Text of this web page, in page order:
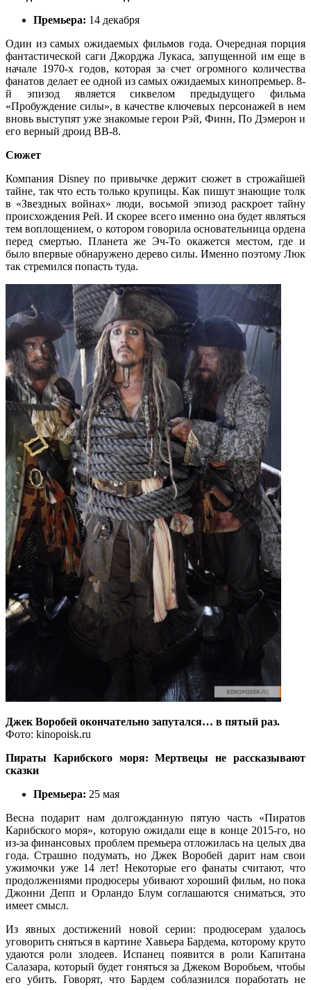
Премьера: 14 декабря
Один из самых ожидаемых фильмов года. Очередная порция
фантастической саги Джорджа Лукаса, запущенной им еще в
начале 1970-х годов, которая за счет огромного количества
фанатов делает ее одной из самых ожидаемых кинопремьер. 8-
й эпизод является сиквелом предыдущего фильма
«Пробуждение силы», в качестве ключевых персонажей в нем
вновь выступят уже знакомые герои Рэй, Финн, По Дэмерон и
его верный дроид BB-8.
Сюжет
Компания Disney по привычке держит сюжет в строжайшей
тайне, так что есть только крупицы. Как пишут знающие толк
в «Звездных войнах» люди, восьмой эпизод раскроет тайну
происхождения Рей. И скорее всего именно она будет являться
тем воплощением, о котором говорила основательница ордена
перед смертью. Планета же Эч-То окажется местом, где и
было впервые обнаружено дерево силы. Именно поэтому Люк
так стремился попасть туда.
Джек Воробей окончательно запутался… в пятый раз.
Фото: kinopoisk.ru
Пираты Карибского моря: Мертвецы не рассказывают
сказки
Премьера: 25 мая
Весна подарит нам долгожданную пятую часть «Пиратов
Карибского моря», которую ожидали еще в конце 2015-го, но
из-за финансовых проблем премьера отложилась на целых два
года. Страшно подумать, но Джек Воробей дарит нам свои
ужимочки уже 14 лет! Некоторые его фанаты считают, что
продолжениями продюсеры убивают хороший фильм, но пока
Джонни Депп и Орландо Блум соглашаются сниматься, это
имеет смысл.
Из явных достижений новой серии: продюсерам удалось
уговорить сняться в картине Хавьера Бардема, которому круто
удаются роли злодеев. Испанец появится в роли Капитана
Салазара, который будет гоняться за Джеком Воробьем, чтобы
его убить. Говорят, что Бардем соблазнился поработать не